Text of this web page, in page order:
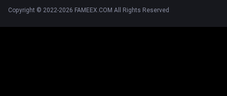
Copyright © 2022-2026 FAMEEX.COM All Rights Reserved